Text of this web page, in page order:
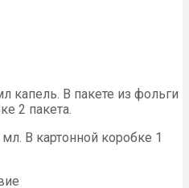
капель. В пакете из фольги
2 пакета.
В картонной коробке 1